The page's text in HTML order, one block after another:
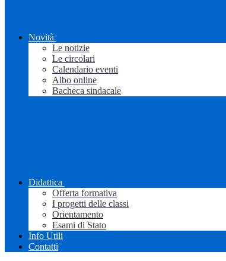
Novità
Le notizie
Le circolari
Calendario eventi
Albo online
Bacheca sindacale
Didattica
Offerta formativa
I progetti delle classi
Orientamento
Esami di Stato
Info Utili
Contatti